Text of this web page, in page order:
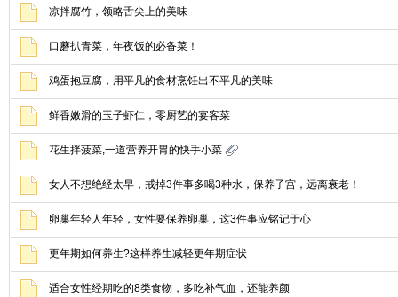
凉拌腐竹，领略舌尖上的美味
口蘑扒青菜，年夜饭的必备菜！
鸡蛋抱豆腐，用平凡的食材烹饪出不平凡的美味
鲜香嫩滑的玉子虾仁，零厨艺的宴客菜
花生拌菠菜,一道营养开胃的快手小菜
女人不想绝经太早，戒掉3件事多喝3种水，保养子宫，远离衰老！
卵巢年轻人年轻，女性要保养卵巢，这3件事应铭记于心
更年期如何养生?这样养生减轻更年期症状
适合女性经期吃的8类食物，多吃补气血，还能养颜